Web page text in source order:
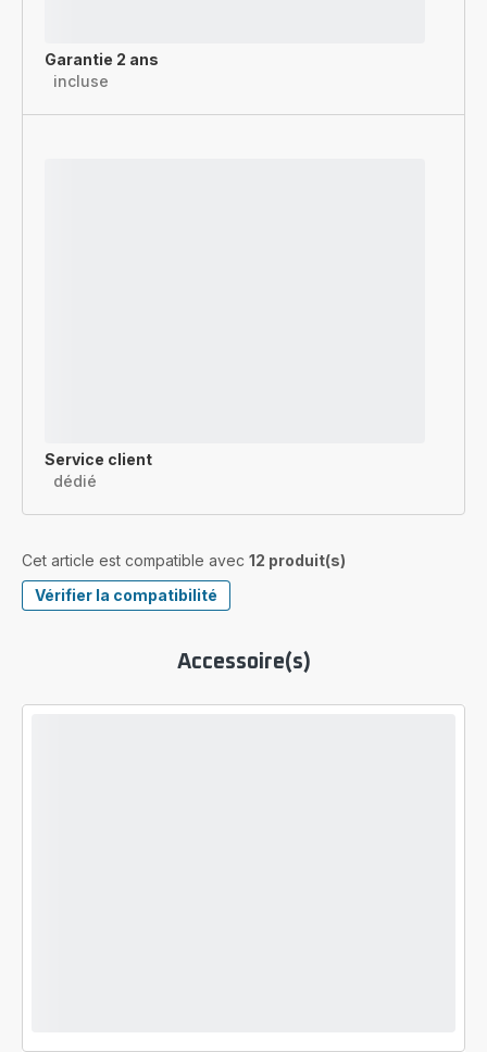
Garantie 2 ans
incluse
Service client
dédié
Cet article est compatible avec 12 produit(s)
Vérifier la compatibilité
Accessoire(s)